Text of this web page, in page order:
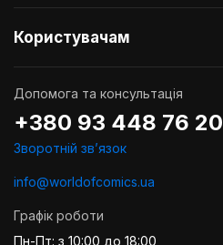
Користувачам
Допомога та консультація
+380 93 448 76 20
Зворотній звʼязок
info@worldofcomics.ua
Графік роботи
Пн-Пт: з 10:00 до 18:00